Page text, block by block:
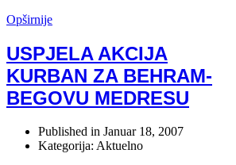
Opširnije
USPJELA AKCIJA
KURBAN ZA BEHRAM-
BEGOVU MEDRESU
Published in Januar 18, 2007
Kategorija: Aktuelno